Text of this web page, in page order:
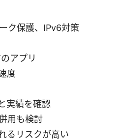
ク保護、IPv6対策
アプリ
度
実績を確認
用も検討
るリスクが高い